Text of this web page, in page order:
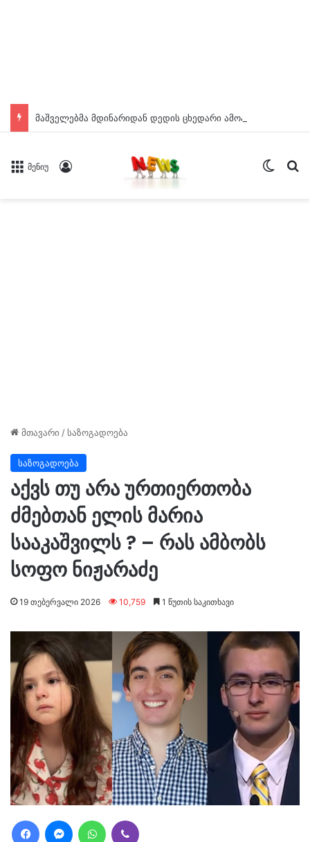
მაშველებმა მდინარიდან დედის ცხედარი ამოასვენეს
მენიუ
მთავარი /საზოგადოება
საზოგადოება
აქვს თუ არა ურთიერთობა
ძმებთან ელის მარია
სააკაშვილს ? – რას ამბობს
სოფო ნიჟარაძე
19 თებერვალი 2026 10,759 1 წუთის საკითხავი
FacebookMessengerWhatsApp